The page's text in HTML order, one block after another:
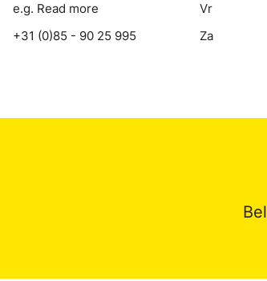
e.g. Read more
+31 (0)85 - 90 25 995
Vr
Za
Bel